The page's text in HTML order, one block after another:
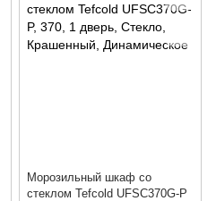
Морозильный шкаф со
стеклом Tefcold UFSC370G-P